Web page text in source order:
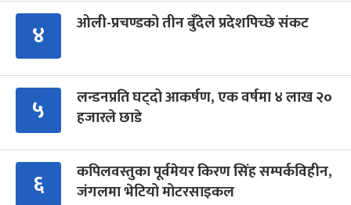
४ ओली-प्रचण्डको तीन बुँदेले प्रदेशपिच्छे संकट
५
लन्डनप्रति घट्दो आकर्षण, एक वर्षमा ४ लाख २०
हजारले छाडे
६
कपिलवस्तुका पूर्वमेयर किरण सिंह सम्पर्कविहीन,
जंगलमा भेटियो मोटरसाइकल